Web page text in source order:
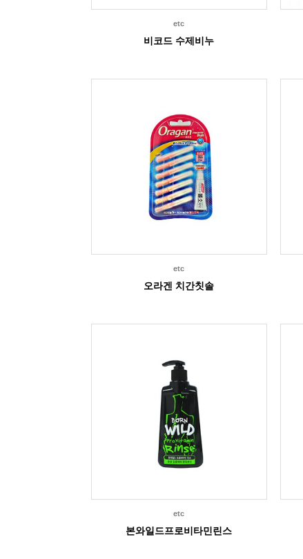
etc
비코드 수제비누
etc
오라겐 치간칫솔
etc
본와일드프로비타민린스